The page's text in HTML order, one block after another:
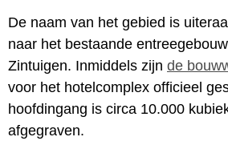
De naam van het gebied is
naar het bestaande
Zintuigen. Inmiddels zijn de
voor het hotelcomplex officieel
hoofdingang is circa 10.000
afgegraven.